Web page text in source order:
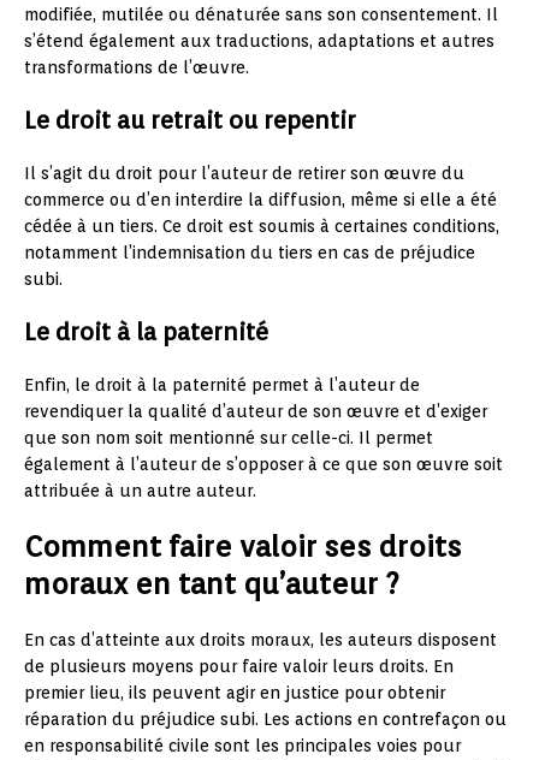
modifiée, mutilée ou dénaturée sans son consentement. Il
s’étend également aux traductions, adaptations et autres
transformations de l’œuvre.
Le droit au retrait ou repentir
Il s’agit du droit pour l’auteur de retirer son œuvre du
commerce ou d’en interdire la diffusion, même si elle a été
cédée à un tiers. Ce droit est soumis à certaines conditions,
notamment l’indemnisation du tiers en cas de préjudice
subi.
Le droit à la paternité
Enfin, le droit à la paternité permet à l’auteur de
revendiquer la qualité d’auteur de son œuvre et d’exiger
que son nom soit mentionné sur celle-ci. Il permet
également à l’auteur de s’opposer à ce que son œuvre soit
attribuée à un autre auteur.
Comment faire valoir ses droits
moraux en tant qu’auteur ?
En cas d’atteinte aux droits moraux, les auteurs disposent
de plusieurs moyens pour faire valoir leurs droits. En
premier lieu, ils peuvent agir en justice pour obtenir
réparation du préjudice subi. Les actions en contrefaçon ou
en responsabilité civile sont les principales voies pour